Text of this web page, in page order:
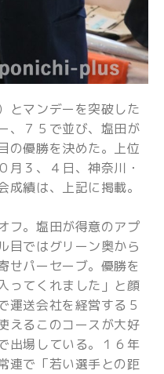
とマンデーを突破した
、７５で並び、塩田が
の優勝を決めた。上位
月３、４日、神奈川・
績は、上記に掲載。
フ。塩田が得意のアプ
目ではグリーン奥から
せパーセーブ。優勝を
ってくれました」と顔
運送会社を経営する５
えるこのコースが大好
出場している。１６年
連で「若い選手との距